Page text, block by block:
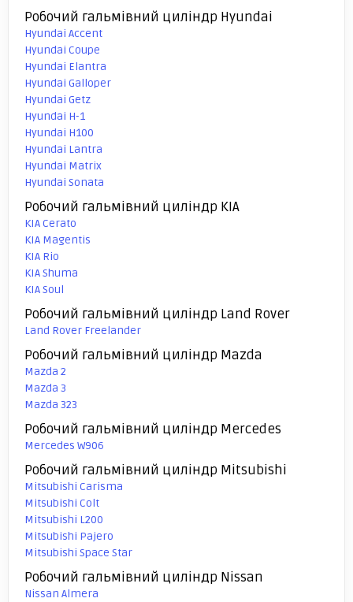
Робочий гальмівний циліндр Hyundai
Hyundai Accent
Hyundai Coupe
Hyundai Elantra
Hyundai Galloper
Hyundai Getz
Hyundai H-1
Hyundai H100
Hyundai Lantra
Hyundai Matrix
Hyundai Sonata
Робочий гальмівний циліндр KIA
KIA Cerato
KIA Magentis
KIA Rio
KIA Shuma
KIA Soul
Робочий гальмівний циліндр Land Rover
Land Rover Freelander
Робочий гальмівний циліндр Mazda
Mazda 2
Mazda 3
Mazda 323
Робочий гальмівний циліндр Mercedes
Mercedes W906
Робочий гальмівний циліндр Mitsubishi
Mitsubishi Carisma
Mitsubishi Colt
Mitsubishi L200
Mitsubishi Pajero
Mitsubishi Space Star
Робочий гальмівний циліндр Nissan
Nissan Almera